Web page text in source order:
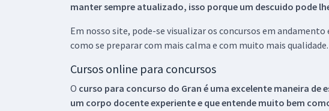
manter sempre atualizado, isso porque um descuido pode
Em nosso site, pode-se visualizar os concursos em
como se preparar com mais calma e com muito mais qualidade.
Cursos online para concursos
O curso para concurso do Gran é uma excelente maneira
um corpo docente experiente e que entende muito bem